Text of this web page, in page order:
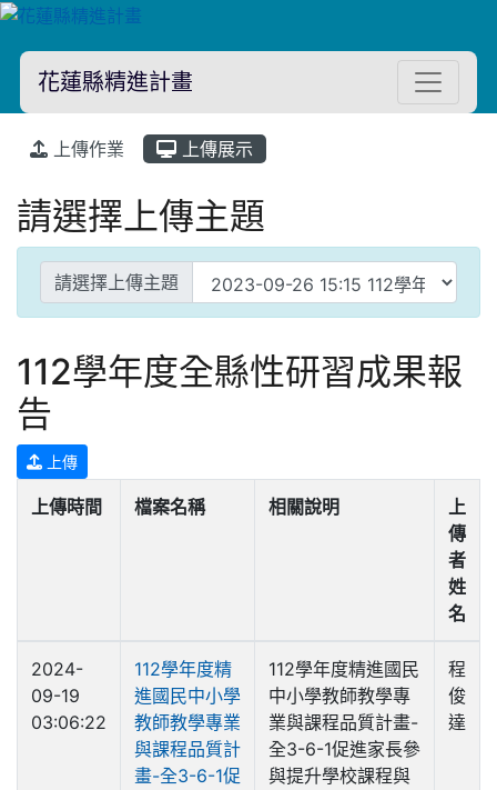
花蓮縣精進計畫
上傳作業 上傳展示
請選擇上傳主題
請選擇上傳主題
112學年度全縣性研習成果報
告
上傳
上傳時間 檔案名稱 相關說明
上
傳
者
姓
名
2024-
09-19
03:06:22
112學年度精
進國民中小學
教師教學專業
與課程品質計
畫-全3-6-1促
112學年度精進國民
中小學教師教學專
業與課程品質計畫-
全3-6-1促進家長參
與提升學校課程與
程
俊
達